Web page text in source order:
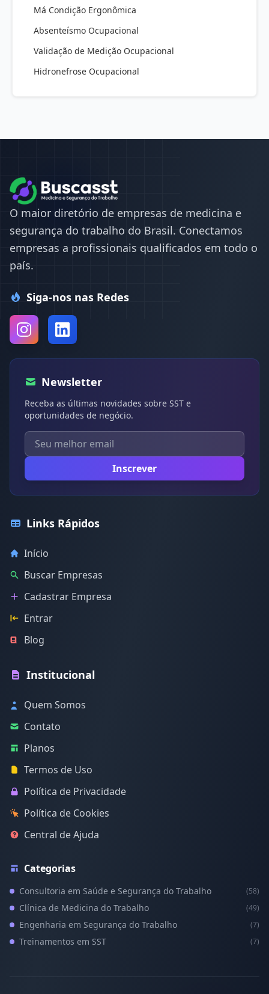
Má Condição Ergonômica
Absenteísmo Ocupacional
Validação de Medição Ocupacional
Hidronefrose Ocupacional
O maior diretório de empresas de medicina e
segurança do trabalho do Brasil. Conectamos
empresas a profissionais qualificados em todo o
país.
Siga-nos nas Redes
Newsletter
Receba as últimas novidades sobre SST e
oportunidades de negócio.
Inscrever
Links Rápidos
Início
Buscar Empresas
Cadastrar Empresa
Entrar
Blog
Institucional
Quem Somos
Contato
Planos
Termos de Uso
Política de Privacidade
Política de Cookies
Central de Ajuda
Categorias
Consultoria em Saúde e Segurança do Trabalho (58)
Clínica de Medicina do Trabalho (49)
Engenharia em Segurança do Trabalho (7)
Treinamentos em SST (7)